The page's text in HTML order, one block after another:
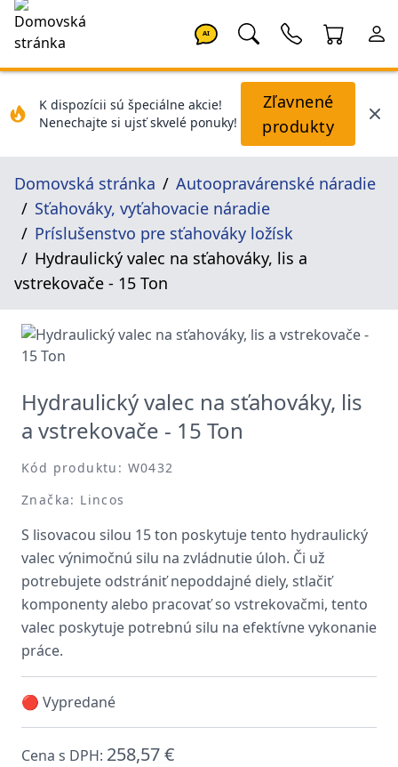
AI
K dispozícii sú špeciálne akcie!
Nenechajte si ujsť skvelé ponuky!
Zľavnené
produkty
Domovská stránka
Autoopravárenské náradie
Sťahováky, vyťahovacie náradie
Príslušenstvo pre sťahováky ložísk
Hydraulický valec na sťahováky, lis a
vstrekovače - 15 Ton
Hydraulický valec na sťahováky, lis
a vstrekovače - 15 Ton
Kód produktu: W0432
Značka: Lincos
S lisovacou silou 15 ton poskytuje tento hydraulický
valec výnimočnú silu na zvládnutie úloh. Či už
potrebujete odstrániť nepoddajné diely, stlačiť
komponenty alebo pracovať so vstrekovačmi, tento
valec poskytuje potrebnú silu na efektívne vykonanie
práce.
🔴 Vypredané
Cena s DPH: 258,57 €